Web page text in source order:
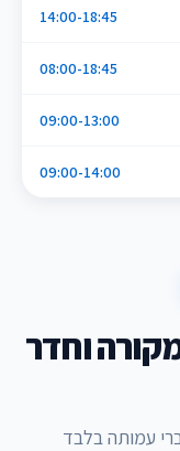
14:00-18:45
08:00-18:45
09:00-13:00
09:00-14:00
וחדר
עמותה בלבד